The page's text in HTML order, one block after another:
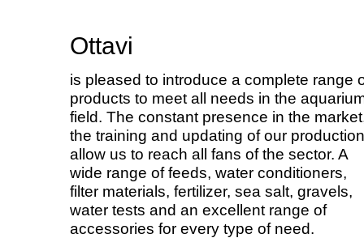
Ottavi
is pleased to introduce a complete range
products to meet all needs in the
field. The constant presence in the
the training and updating of our production
allow us to reach all fans of the sector. A
wide range of feeds, water conditioners,
filter materials, fertilizer, sea salt, gravels,
water tests and an excellent range of
accessories for every type of need.